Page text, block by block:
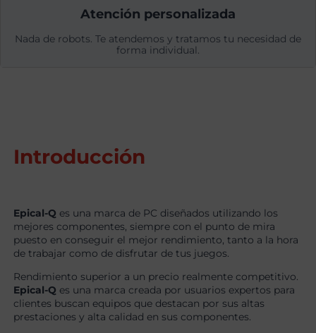
Atención personalizada
Nada de robots. Te atendemos y tratamos tu necesidad de
forma individual.
Introducción
Epical-Q es una marca de PC diseñados utilizando los
mejores componentes, siempre con el punto de mira
puesto en conseguir el mejor rendimiento, tanto a la hora
de trabajar como de disfrutar de tus juegos.
Rendimiento superior a un precio realmente competitivo.
Epical-Q es una marca creada por usuarios expertos para
clientes buscan equipos que destacan por sus altas
prestaciones y alta calidad en sus componentes.